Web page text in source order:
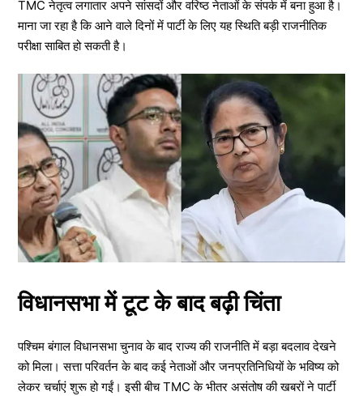
TMC नेतृत्व लगातार अपने सांसदों और वरिष्ठ नेताओं के संपर्क में बना हुआ है।
माना जा रहा है कि आने वाले दिनों में पार्टी के लिए यह स्थिति बड़ी राजनीतिक
परीक्षा साबित हो सकती है।
विधानसभा में टूट के बाद बढ़ी चिंता
पश्चिम बंगाल विधानसभा चुनाव के बाद राज्य की राजनीति में बड़ा बदलाव देखने
को मिला। सत्ता परिवर्तन के बाद कई नेताओं और जनप्रतिनिधियों के भविष्य को
लेकर चर्चाएं शुरू हो गईं। इसी बीच TMC के भीतर असंतोष की खबरों ने पार्टी